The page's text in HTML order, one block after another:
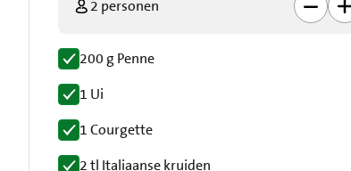
2 personen
200 g Penne
1 Ui
1 Courgette
2 tl Italiaanse kruiden